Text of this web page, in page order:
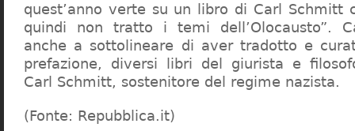
quest’anno verte su un libro di Carl Schmitt
quindi non tratto i temi dell’Olocausto”.
anche a sottolineare di aver tradotto e
prefazione, diversi libri del giurista e
Carl Schmitt, sostenitore del regime nazista.
(Fonte: Repubblica.it)